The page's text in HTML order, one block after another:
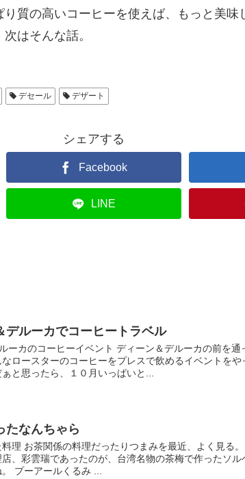
質の高いコーヒーを使えば、もっと美味
はそんな話。
デセール デザート
シェアする
Facebook
LINE
デルーカでコーヒートラベル
ーカのコーヒーイベント ディーン＆デルーカの前を
なロースターのコーヒーをプレスで飲めるイベントを
と思ったら、１０月いっぱいと...
たなんちゃら
理 お茶関係の料理だったりつまみを最近、よく見る
、彩雲瑞であったのが、台湾名物の茶梅で作ったソ
。 プーアールくるみ ...